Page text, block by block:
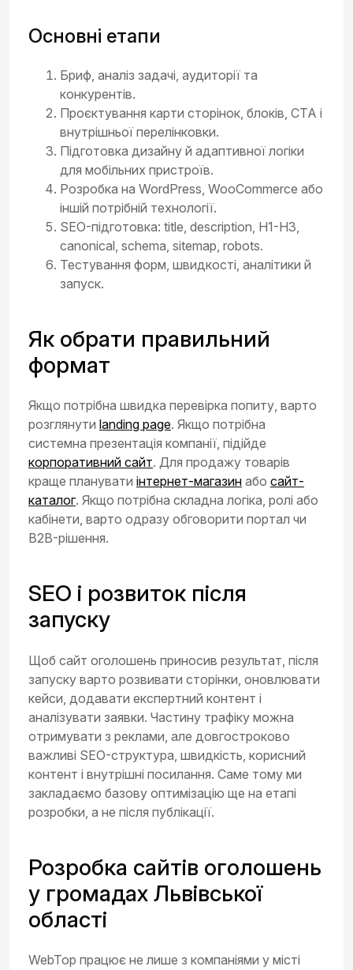
Основні етапи
Бриф, аналіз задачі, аудиторії та
конкурентів.
Проєктування карти сторінок, блоків, CTA і
внутрішньої перелінковки.
Підготовка дизайну й адаптивної логіки
для мобільних пристроїв.
Розробка на WordPress, WooCommerce або
іншій потрібній технології.
SEO-підготовка: title, description, H1-H3,
canonical, schema, sitemap, robots.
Тестування форм, швидкості, аналітики й
запуск.
Як обрати правильний
формат
Якщо потрібна швидка перевірка попиту, варто
розглянути landing page. Якщо потрібна
системна презентація компанії, підійде
корпоративний сайт. Для продажу товарів
краще планувати інтернет-магазин або сайт-
каталог. Якщо потрібна складна логіка, ролі або
кабінети, варто одразу обговорити портал чи
B2B-рішення.
SEO і розвиток після
запуску
Щоб сайт оголошень приносив результат, після
запуску варто розвивати сторінки, оновлювати
кейси, додавати експертний контент і
аналізувати заявки. Частину трафіку можна
отримувати з реклами, але довгостроково
важливі SEO-структура, швидкість, корисний
контент і внутрішні посилання. Саме тому ми
закладаємо базову оптимізацію ще на етапі
розробки, а не після публікації.
Розробка сайтів оголошень
у громадах Львівської
області
WebTop працює не лише з компаніями у місті